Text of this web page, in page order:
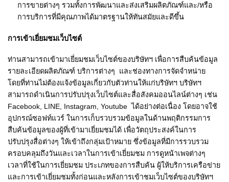
การขายต่างๆ รวมทั้งการพัฒนาและส่งเสริมผลิตภัณฑ์และ/หรือ
การบริการที่มีคุณภาพได้มาตรฐานให้ทันสมัยและดีขึ้น
การเข้าเยี่ยมชมเว็บไซต์
ท่านสามารถเข้ามาเยี่ยมชมเว็บไซต์ของบริษัทฯ เพื่อการสืบค้นข้อมูล
รายละเอียดผลิตภัณฑ์ บริการต่างๆ และช่องทางการจัดจำหน่าย
โดยที่ท่านไม่ต้องแจ้งข้อมูลเกี่ยวกับตัวท่านให้แก่บริษัทฯ บริษัทฯ
สามารถดำเนินการปรับปรุงเว็บไซต์และสื่อสังคมออนไลน์ต่างๆ เช่น
Facebook, LINE, Instagram, Youtube ได้อย่างต่อเนื่อง โดยอาจใช้
อุปกรณ์ซอฟท์แวร์ ในการเก็บรวบรวมข้อมูลในด้านพฤติกรรมการ
สืบค้นข้อมูลของผู้ที่เข้ามาเยี่ยมชมได้ เพื่อวัตถุประสงค์ในการ
ปรับปรุงสื่อต่างๆ ให้เข้าถึงกลุ่มเป้าหมาย ซึ่งข้อมูลที่มีการรวบรวม
ครอบคลุมถึงวันและเวลาในการเข้าเยี่ยมชม การดูหน้าเพจต่างๆ
เวลาที่ใช้ในการเยี่ยมชม ประเภทของการสืบค้น ผู้ให้บริการเครือข่าย
และการเข้าเยี่ยมชมทั้งก่อนและหลังการเข้าชมเว็บไซต์ของบริษัทฯ